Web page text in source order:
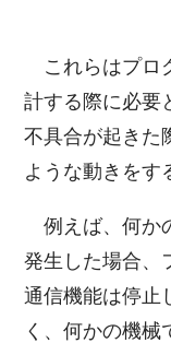
これらはプロ
計する際に必要
不具合が起きた
ような動きをす
例えば、何か
発生した場合、
通信機能は停止
く、何かの機械